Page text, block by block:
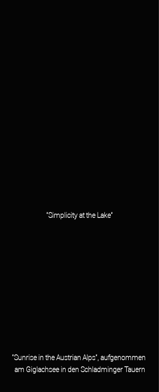
"Simplicity at the Lake"
"Sunrise in the Austrian Alps", aufgenommen
am Giglachsee in den Schladminger Tauern